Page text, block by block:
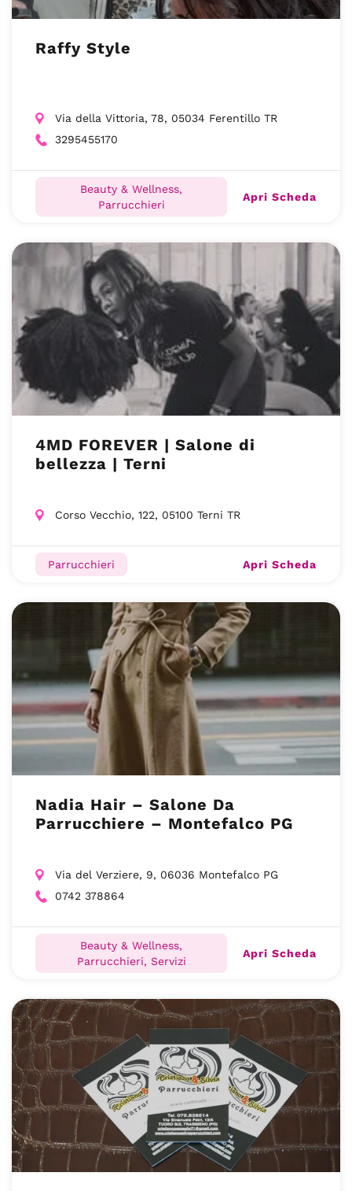
Raffy Style
Via della Vittoria, 78, 05034 Ferentillo TR
3295455170
Beauty & Wellness,
Parrucchieri
Apri Scheda
4MD FOREVER | Salone di
bellezza | Terni
Corso Vecchio, 122, 05100 Terni TR
Parrucchieri Apri Scheda
Nadia Hair – Salone Da
Parrucchiere – Montefalco PG
Via del Verziere, 9, 06036 Montefalco PG
0742 378864
Beauty & Wellness,
Parrucchieri, Servizi
Apri Scheda